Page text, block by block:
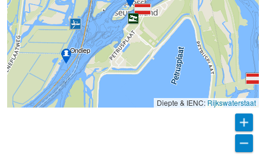
Ondiep
Diepte & IENC:Rijkswaterstaat